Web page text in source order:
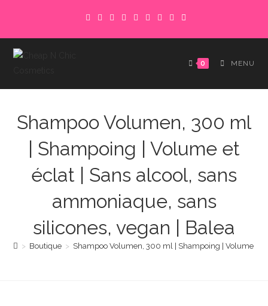
content
0 MENU
Shampoo Volumen, 300 ml
| Shampoing | Volume et
éclat | Sans alcool, sans
ammoniaque, sans
silicones, vegan | Balea
> Boutique > Shampoo Volumen, 300 ml | Shampoing | Volume et